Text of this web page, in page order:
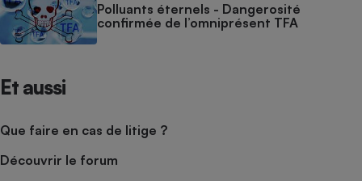
Polluants éternels - Dangerosité
confirmée de l’omniprésent TFA
Et aussi
Que faire en cas de litige ?
Découvrir le forum